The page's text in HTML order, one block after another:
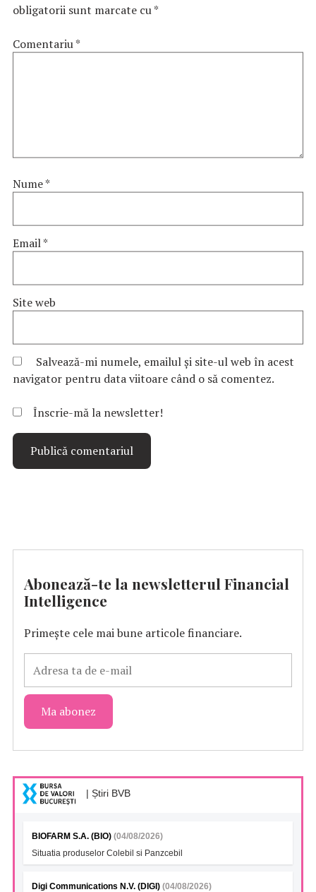
obligatorii sunt marcate cu*
Comentariu*
Nume*
Email*
Site web
Salvează-mi numele, emailul și site-ul web în acest
navigator pentru data viitoare când o să comentez.
Înscrie-mă la newsletter!
Abonează-te la newsletterul Financial
Intelligence
Primește cele mai bune articole financiare.
| Știri BVB
BIOFARM S.A. (BIO) (04/08/2026)
Situatia produselor Colebil si Panzcebil
Digi Communications N.V. (DIGI) (04/08/2026)